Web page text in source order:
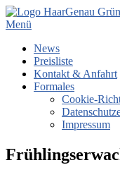
Zum
Inhalt
Menü
News
Preisliste
Kontakt & Anfahrt
Formales
Cookie-
Impressum